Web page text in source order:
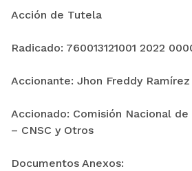
Acción de Tutela
Radicado: 760013121001 2022
Accionante: Jhon Freddy
Accionado: Comisión Nacional
– CNSC y Otros
Documentos Anexos: